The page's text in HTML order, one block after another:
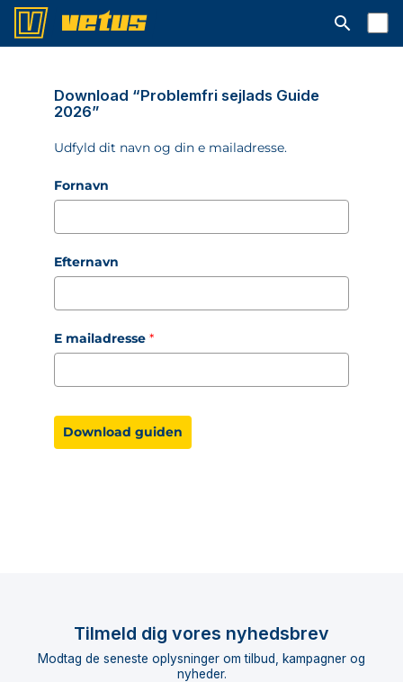
Åbn
Download “Problemfri sejlads Guide
2026”
Udfyld dit navn og din e mailadresse.
Fornavn
Efternavn
E mailadresse *
Download guiden
Tilmeld dig vores nyhedsbrev
Modtag de seneste oplysninger om tilbud, kampagner og
nyheder.